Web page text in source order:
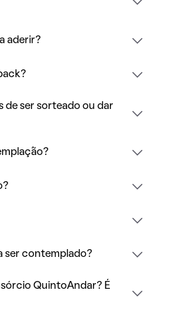
aderir?
de ser sorteado ou dar
ser contemplado?
QuintoAndar? É